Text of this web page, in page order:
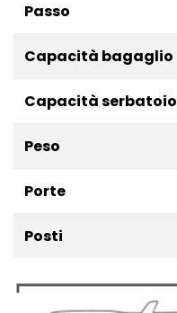
Passo
Capacità bagaglio
Capacità serbatoio
Peso
Porte
Posti